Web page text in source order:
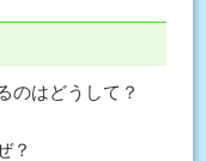
のはどうして？
？